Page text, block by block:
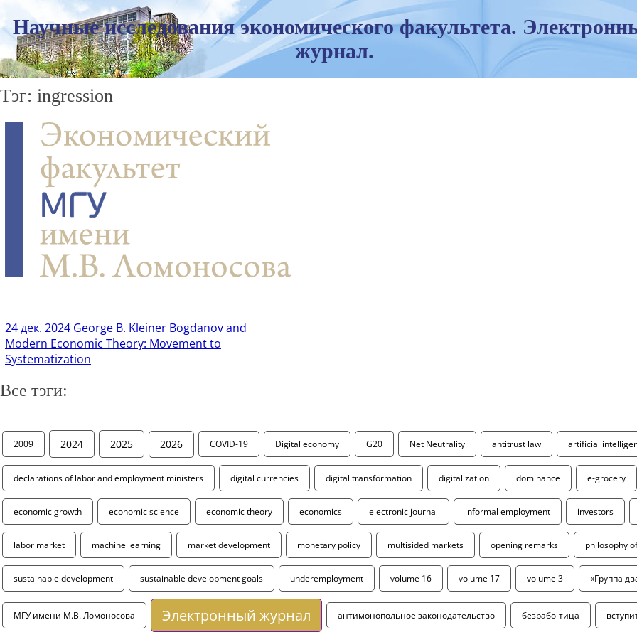
Научные исследования экономического факультета.
журнал.
Тэг: ingression
24 дек. 2024 George B. Kleiner Bogdanov and
Modern Economic Theory: Movement to
Systematization
Все тэги:
2009 2024 2025 2026 COVID-19 Digital economy G20 Net Neutrality antitrust law artificial
declarations of labor and employment ministers digital currencies digital transformation digitalization dominance e-grocery
economic growth economic science economic theory economics electronic journal informal employment investors
labor market machine learning market development monetary policy multisided markets opening remarks philosophy
sustainable development sustainable development goals underemployment volume 16 volume 17 volume 3 «Группа
МГУ имени М.В. Ломоносова Электронный журнал антимонопольное законодательство безрабо-тица